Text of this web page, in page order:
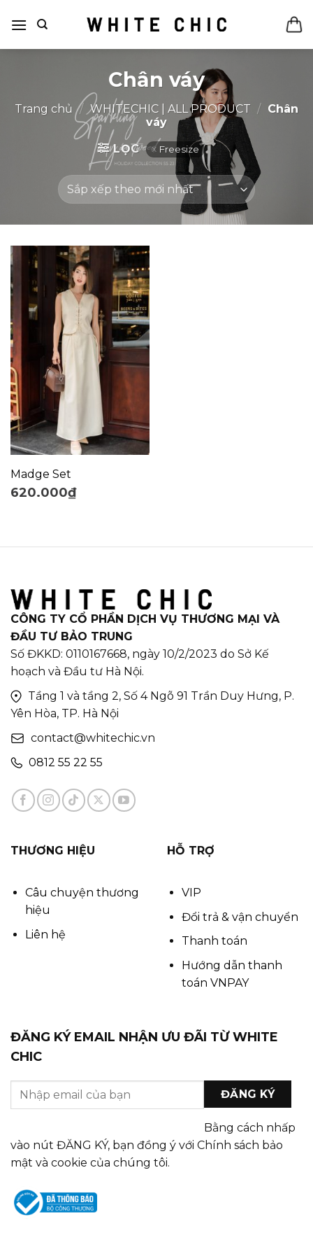
qua
Chân váy
Trang chủ / WHITECHIC | ALL PRODUCT / Chân
váy
LỌC
Freesize
Madge Set
620.000₫
CÔNG TY CỔ PHẦN DỊCH VỤ THƯƠNG MẠI VÀ
ĐẦU TƯ BẢO TRUNG
Số ĐKKD: 0110167668, ngày 10/2/2023 do Sở Kế
hoạch và Đầu tư Hà Nội.
Tầng 1 và tầng 2, Số 4 Ngõ 91 Trần Duy Hưng, P.
Yên Hòa, TP. Hà Nội
contact@whitechic.vn
0812 55 22 55
THƯƠNG HIỆU
Câu chuyện thương
hiệu
Liên hệ
HỖ TRỢ
VIP
Đổi trả & vận chuyển
Thanh toán
Hướng dẫn thanh
toán VNPAY
ĐĂNG KÝ EMAIL NHẬN ƯU ĐÃI TỪ WHITE
CHIC
Bằng cách nhấp
vào nút ĐĂNG KÝ, bạn đồng ý với Chính sách bảo
mật và cookie của chúng tôi.